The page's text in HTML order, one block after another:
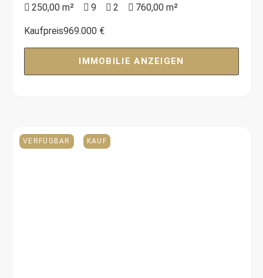
250,00 m²
9 2 760,00 m²
Kaufpreis969.000 €
IMMOBILIE ANZEIGEN
VERFÜGBAR KAUF